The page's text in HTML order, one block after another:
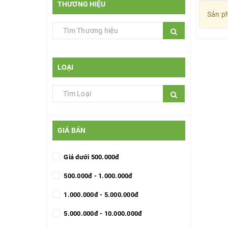
THƯƠNG HIỆU
LOẠI
GIÁ BÁN
Giá dưới 500.000đ
500.000đ - 1.000.000đ
1.000.000đ - 5.000.000đ
5.000.000đ - 10.000.000đ
Sản